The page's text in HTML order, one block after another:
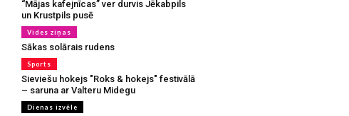
“Mājas kafejnīcas” ver durvis Jēkabpils
un Krustpils pusē
Vides ziņas
Sākas solārais rudens
Sports
Sieviešu hokejs "Roks & hokejs" festivālā
– saruna ar Valteru Midegu
Dienas izvēle